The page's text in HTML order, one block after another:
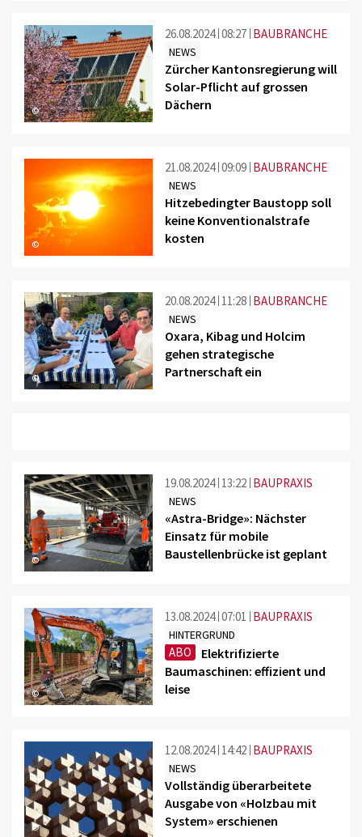
©
26.08.2024 08:27 BAUBRANCHE
NEWS
Zürcher Kantonsregierung will
Solar-Pflicht auf grossen
Dächern
©
21.08.2024 09:09 BAUBRANCHE
NEWS
Hitzebedingter Baustopp soll
keine Konventionalstrafe
kosten
©
20.08.2024 11:28 BAUBRANCHE
NEWS
Oxara, Kibag und Holcim
gehen strategische
Partnerschaft ein
©
19.08.2024 13:22 BAUPRAXIS
NEWS
«Astra-Bridge»: Nächster
Einsatz für mobile
Baustellenbrücke ist geplant
©
13.08.2024 07:01 BAUPRAXIS
HINTERGRUND
ABO
Elektrifizierte
Baumaschinen: effizient und
leise
©
12.08.2024 14:42 BAUPRAXIS
NEWS
Vollständig überarbeitete
Ausgabe von «Holzbau mit
System» erschienen